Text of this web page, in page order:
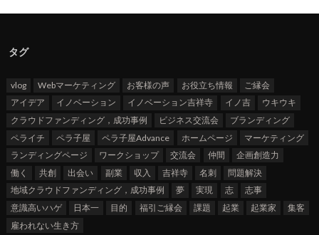
タグ
vlog Webマーケティング お客様の声 お役立ち情報
ご縁会
アイデア
イノベーション イノベーション吉祥寺 イノ吉
ウキウキ
クラウドファンディング，成功事例
ビジネス交流会
ブランディング
ペライチ
ペラ子屋 ペラ子屋Advance ホームページ
マーケティング
ランディングページ
ワークショップ 交流会 仲間
企画創造力
働く
共創 出会い 副業 収入 吉祥寺 名刺
問題解決
地域クラウドファンディング，成功事例
夢 実現 志
志事
意識高いハゲ
日本一 目的 福引ご縁会 課題 起業 起業家
集客
雇われない生き方